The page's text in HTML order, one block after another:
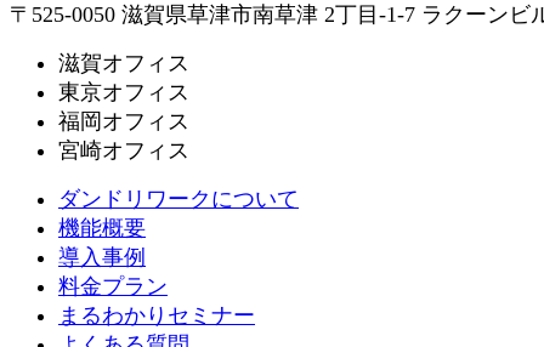
〒525-0050 滋賀県草津市南草津 2丁目-1-7 ラクーンビ
滋賀オフィス
東京オフィス
福岡オフィス
宮崎オフィス
ダンドリワークについて
機能概要
導入事例
料金プラン
まるわかりセミナー